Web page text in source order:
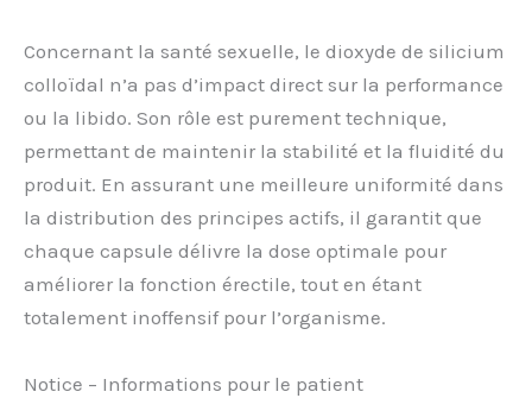
Concernant la santé sexuelle, le dioxyde de silicium
colloïdal n’a pas d’impact direct sur la performance
ou la libido. Son rôle est purement technique,
permettant de maintenir la stabilité et la fluidité du
produit. En assurant une meilleure uniformité dans
la distribution des principes actifs, il garantit que
chaque capsule délivre la dose optimale pour
améliorer la fonction érectile, tout en étant
totalement inoffensif pour l’organisme.
Notice – Informations pour le patient